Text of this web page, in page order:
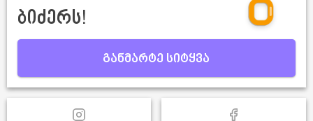
ბიძერს!
განმარტე სიტყვა